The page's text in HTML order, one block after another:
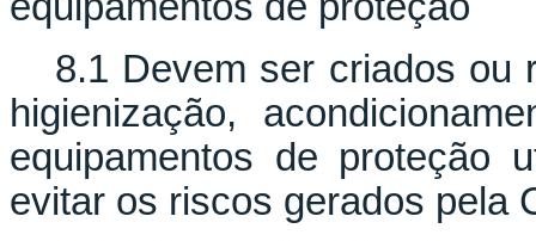
8.1 Devem ser criados ou
higienização,
equipamentos de proteção
evitar os riscos gerados pela